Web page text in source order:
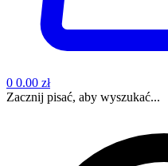
0 0.00 zł
Zacznij pisać, aby wyszukać...